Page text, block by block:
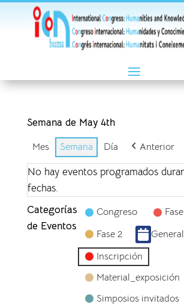
Semana de May 4th
Mes Semana Día Anterior
No hay eventos programados
fechas.
Categorías
de Eventos
Congreso
Fase
Fase 2
General
Inscripción
Material_exposición
Simposios invitados